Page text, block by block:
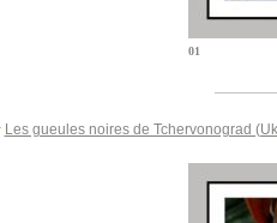
01
Les gueules noires de Tchervonograd